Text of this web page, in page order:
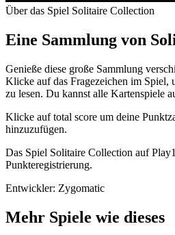
Über das Spiel Solitaire Collection
Eine Sammlung von
Genieße diese große Sammlung
Klicke auf das Fragezeichen im Spiel,
zu lesen. Du kannst alle Kartenspiele
Klicke auftotal score um deine
hinzuzufügen.
Das Spiel Solitaire Collection auf
Punkteregistrierung.
Entwickler: Zygomatic
Mehr Spiele wie dieses